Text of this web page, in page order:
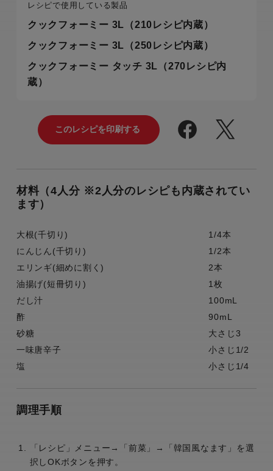
レシピで使用している製品
クックフォーミー 3L（210レシピ内蔵）
クックフォーミー 3L（250レシピ内蔵）
クックフォーミー タッチ 3L（270レシピ内
蔵）
材料（4人分 ※2人分のレシピも内蔵されてい
ます）
大根(千切り)
1/4本
にんじん(千切り)
1/2本
エリンギ(細めに割く)
2本
油揚げ(短冊切り)
1枚
だし汁
100mL
酢
90mL
砂糖
大さじ3
一味唐辛子
小さじ1/2
塩
小さじ1/4
調理手順
「レシピ」メニュー→「前菜」→「韓国風なます」を選
択しOKボタンを押す。